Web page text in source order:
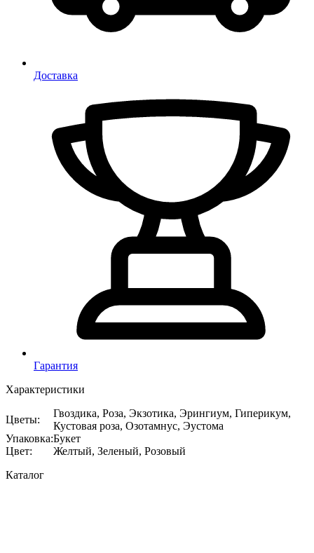
Доставка
Гарантия
Характеристики
Цветы:
Гвоздика, Роза, Экзотика, Эрингиум, Гиперикум,
Кустовая роза, Озотамнус, Эустома
Упаковка:Букет
Цвет:
Желтый, Зеленый, Розовый
Каталог